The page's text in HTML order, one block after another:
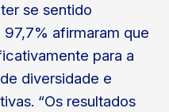
se sentido
afirmaram que
para a
diversidade e
“Os resultados